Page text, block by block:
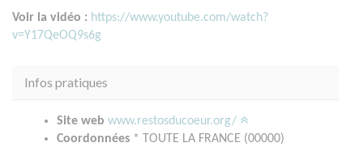
Voir la vidéo : https://www.youtube.com/watch?
v=Y17QeOQ9s6g
Infos pratiques
Site web www.restosducoeur.org/
Coordonnées * TOUTE LA FRANCE (00000)